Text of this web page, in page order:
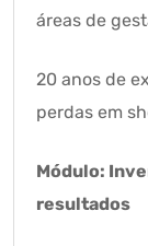
áreas de
20 anos de
perdas em
Módulo:
resultados